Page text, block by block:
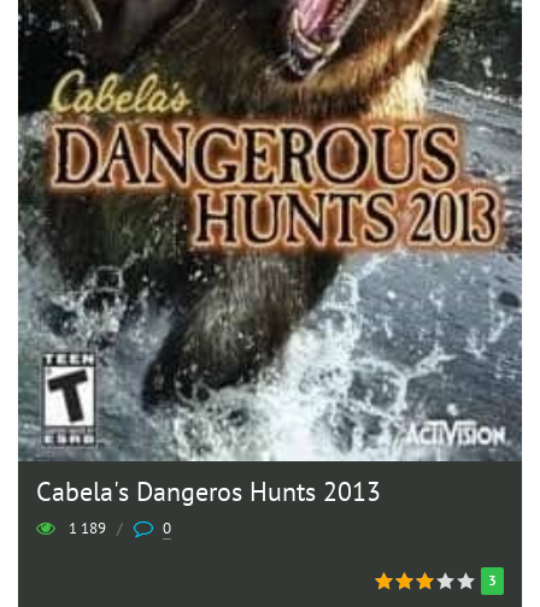
Cabela's Dangeros Hunts 2013
1 189 / 0
3